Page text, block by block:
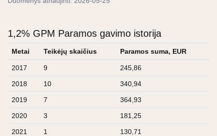
1,2% GPM Paramos gavimo istorija
Metai Teikėjų skaičius Paramos suma, EUR
2017 9 245,86
2018 10 340,94
2019 7 364,93
2020 3 181,25
2021 1 130,71